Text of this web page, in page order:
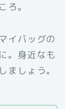
ろ。
イバッグの
。身近なも
ましょう。